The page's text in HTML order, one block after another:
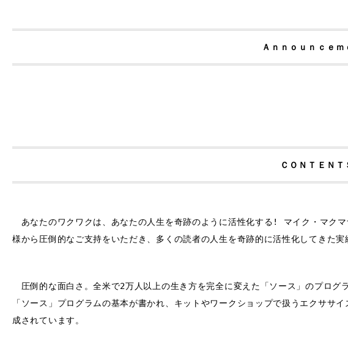
Ａｎｎｏｕｎｃｅｍ
ＣＯＮＴＥＮＴ
あなたのワクワクは、あなたの人生を奇跡のように活性化する! マイク・マク
様から圧倒的なご支持をいただき、多くの読者の人生を奇跡的に活性化してきた実
圧倒的な面白さ。全米で2万人以上の生き方を完全に変えた「ソース」のプログ
「ソース」プログラムの基本が書かれ、キットやワークショップで扱うエクササ
成されています。